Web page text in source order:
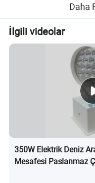
verimliliğini
Aparatın kendisi
kompakt hale
daha küçük
özellikle
LED armatürü
Burada, sel
ortamlara bile
Daha
İlgili videolar
350W Elektrik Deniz
Mesafesi Paslanmaz
Devriye Botları Kıyı